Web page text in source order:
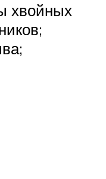
хвойных